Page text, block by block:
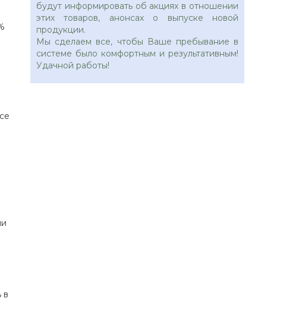
в
будут информировать об акциях в отношении
этих товаров, анонсах о выпуске новой
продукции.
Мы сделаем все, чтобы Ваше пребывание в
системе было комфортным и результативным!
Удачной работы!